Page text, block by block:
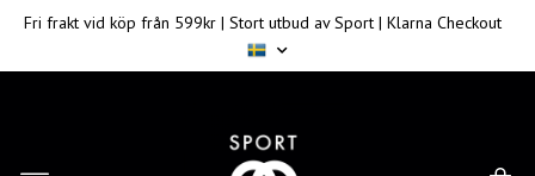
Fri frakt vid köp från 599kr | Stort utbud av Sport | Klarna Checkout